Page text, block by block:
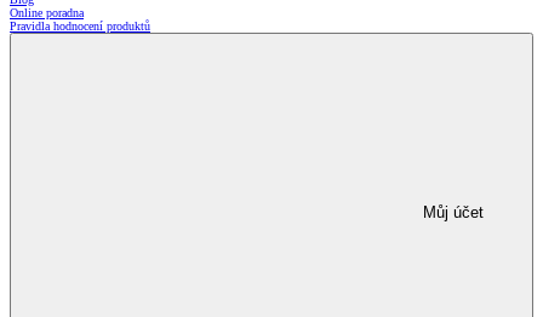
Online poradna
Pravidla hodnocení produktů
Můj účet